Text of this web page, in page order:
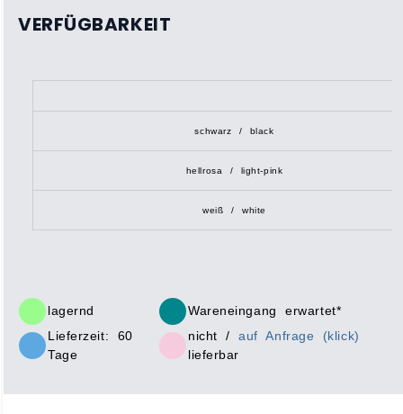
VERFÜGBARKEIT
schwarz / black
hellrosa / light-pink
weiß / white
lagernd
Wareneingang erwartet*
Lieferzeit: 60
Tage
nicht /auf Anfrage (klick)
lieferbar